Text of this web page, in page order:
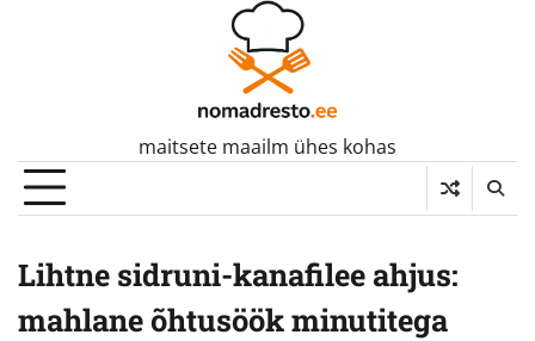
maitsete maailm ühes kohas
Lihtne sidruni-kanafilee ahjus:
mahlane õhtusöök minutitega